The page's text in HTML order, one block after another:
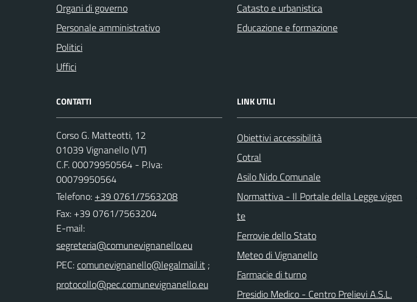
Organi di governo
Personale amministrativo
Politici
Uffici
Catasto e urbanistica
Educazione e formazione
CONTATTI
Corso G. Matteotti, 12
01039 Vignanello (VT)
C.F. 00079950564 - P.Iva:
00079950564
Telefono: +39 0761/7563208
Fax: +39 0761/7563204
E-mail:
PEC: ;
LINK UTILI
Obiettivi accessibilità
Cotral
Asilo Nido Comunale
Normattiva - Il Portale della Legge vigen
te
Ferrovie dello Stato
Meteo di Vignanello
Farmacie di turno
Presidio Medico - Centro Prelievi A.S.L.